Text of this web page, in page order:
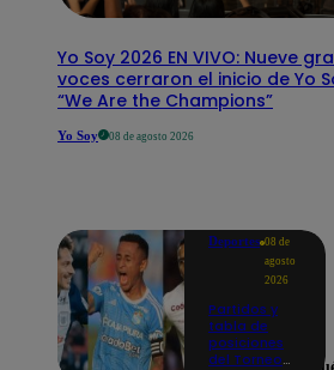
Yo Soy 2026 EN VIVO: Nueve
voces cerraron el inicio de Yo
“We Are the Champions”
Yo Soy 08 de agosto 2026
Deportes 08 de
agosto
2026
Partidos y
tabla de
posiciones
del Torneo